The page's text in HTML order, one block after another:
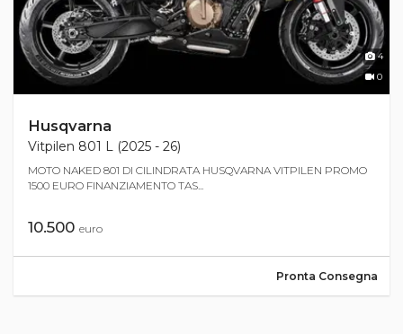
4
0
Husqvarna
Vitpilen 801 L (2025 - 26)
MOTO NAKED 801 DI CILINDRATA HUSQVARNA VITPILEN PROMO
1500 EURO FINANZIAMENTO TAS...
10.500 euro
Pronta Consegna